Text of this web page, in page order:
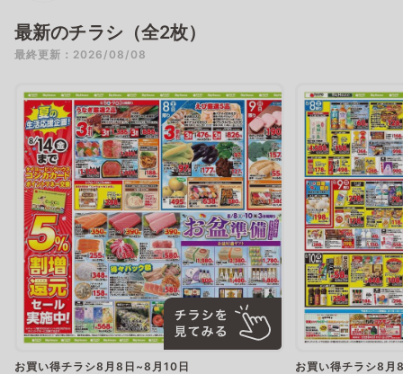
最新のチラシ（全2枚）
最終更新：2026/08/08
お買い得チラシ8月8日~8月10日 お買い得チラシ8